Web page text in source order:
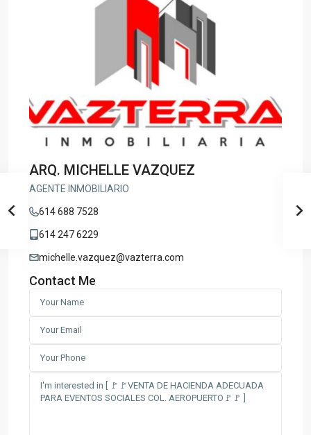
ARQ. MICHELLE VAZQUEZ
AGENTE INMOBILIARIO
614 688 7528
614 247 6229
michelle.vazquez@vazterra.com
Contact Me